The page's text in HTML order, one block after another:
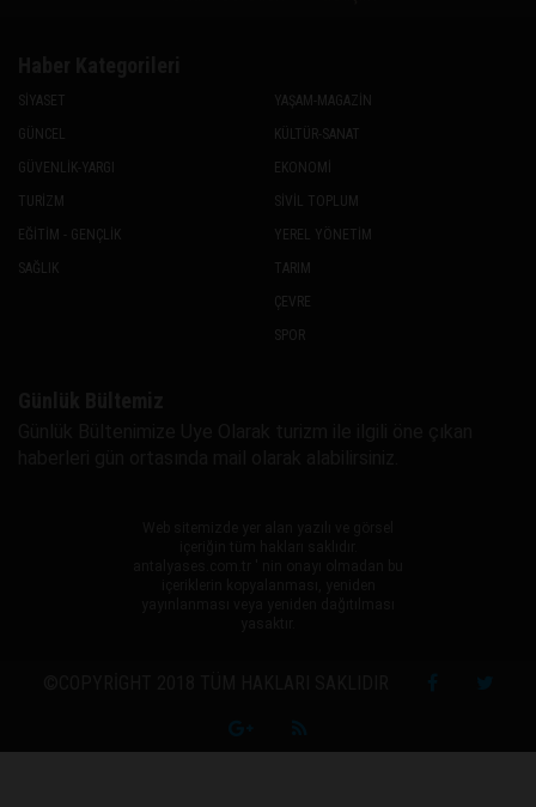
SİYASET
GÜNCEL
GÜVENLİK-YARGI
TURİZM
EĞİTİM - GENÇLİK
SAĞLIK
YAŞAM-MAGAZİN
KÜLTÜR-SANAT
EKONOMİ
SİVİL TOPLUM
YEREL YÖNETİM
TARIM
ÇEVRE
SPOR